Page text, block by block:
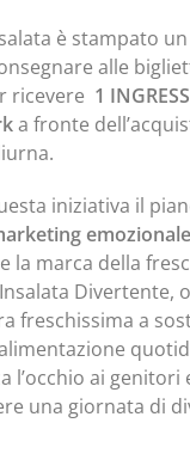
è stampato un
alle
ricevere 1
a fronte
iniziativa il
emozionale
la marca della
Divertente,
freschissima a
l’occhio ai genitori
una giornata di